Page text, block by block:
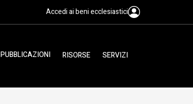
Accedi ai beni ecclesiastici
PUBBLICAZIONI RISORSE SERVIZI